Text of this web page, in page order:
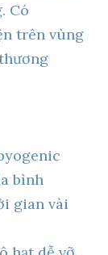
Có
trên vùng
bình
gian vài